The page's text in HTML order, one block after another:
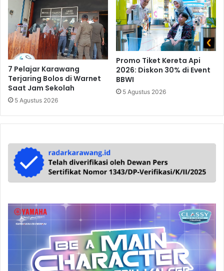
7 Pelajar Karawang
Terjaring Bolos di Warnet
Saat Jam Sekolah
5 Agustus 2026
Promo Tiket Kereta Api
2026: Diskon 30% di Event
BBWI
5 Agustus 2026